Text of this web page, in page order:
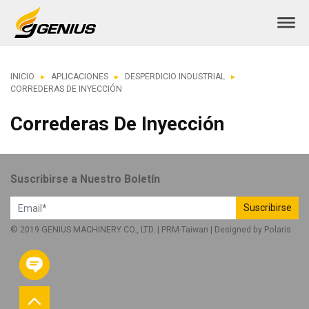
INICIO APLICACIONES
DESPERDICIO INDUSTRIAL
CORREDERAS DE INYECCIÓN
Correderas De Inyección
Suscribirse a Nuestro Boletín
Suscribirse
© 2019 GENIUS MACHINERY CO., LTD. | PRM-Taiwan | Designed by Polaris